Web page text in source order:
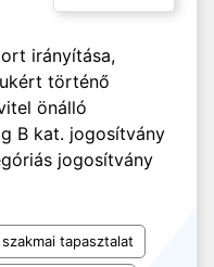
irányítása,
történő
önálló
B kat. jogosítvány
jogosítvány
tapasztalat